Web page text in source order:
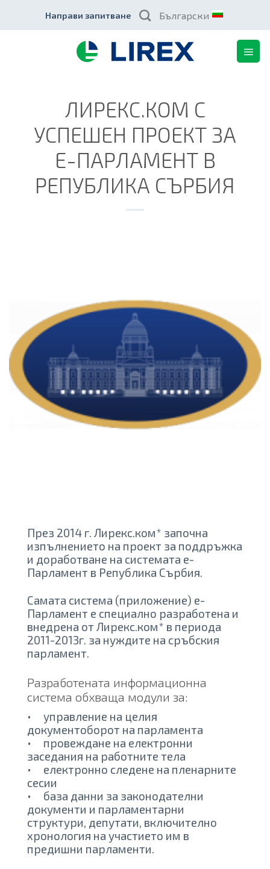
content
Направи запитване Български
ЛИРЕКС.КОМ С
УСПЕШЕН ПРОЕКТ ЗА
Е-ПАРЛАМЕНТ В
РЕПУБЛИКА СЪРБИЯ
През 2014 г. Лирекс.ком* започна
изпълнението на проект за поддръжка
и доработване на системата е-
Парламент в Република Сърбия.
Самата система (приложение) е-
Парламент е специално разработена и
внедрена от Лирекс.ком* в периода
2011-2013г. за нуждите на сръбския
парламент.
Разработената информационна
система обхваща модули за:
• управление на целия
документоборот на парламента
• провеждане на електронни
заседания на работните тела
• електронно следене на пленарните
сесии
• база данни за законодателни
документи и парламентарни
структури, депутати, включително
хронология на участието им в
предишни парламенти.